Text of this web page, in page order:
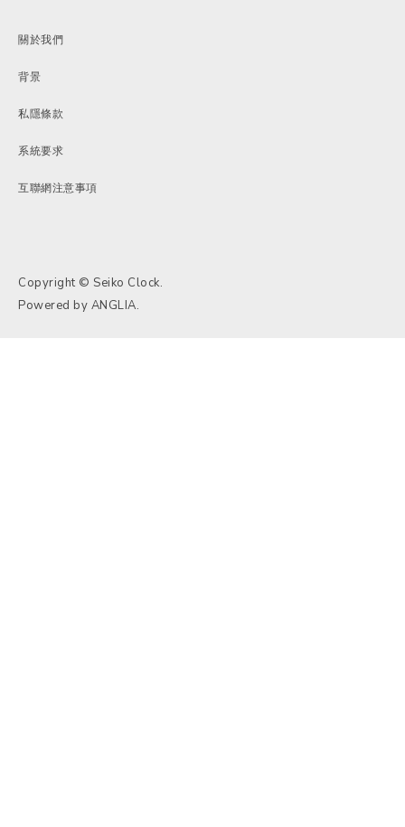
關於我們
背景
私隱條款
系統要求
互聯網注意事項
Copyright © Seiko Clock.
Powered by ANGLIA.